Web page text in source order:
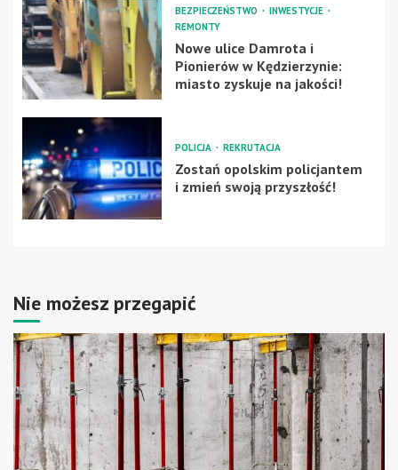
BEZPIECZEŃSTWO
INWESTYCJE
REMONTY
Nowe ulice Damrota i
Pionierów w Kędzierzynie:
miasto zyskuje na jakości!
POLICJA REKRUTACJA
Zostań opolskim policjantem
i zmień swoją przyszłość!
Nie możesz przegapić